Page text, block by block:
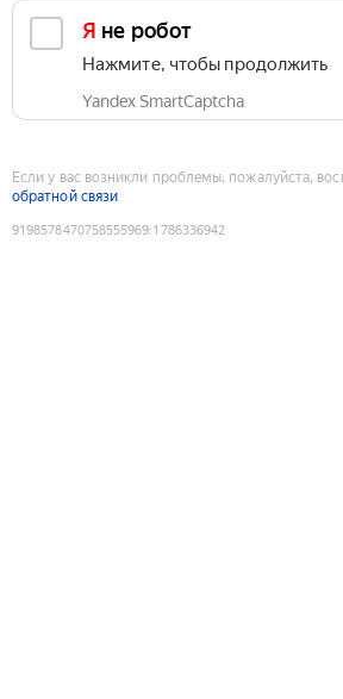
Я не робот
Нажмите, чтобы продолжить
Yandex SmartCaptcha
Если у вас возникли проблемы, пожалуйста,
обратной связи
9198578470758555969:1786336942